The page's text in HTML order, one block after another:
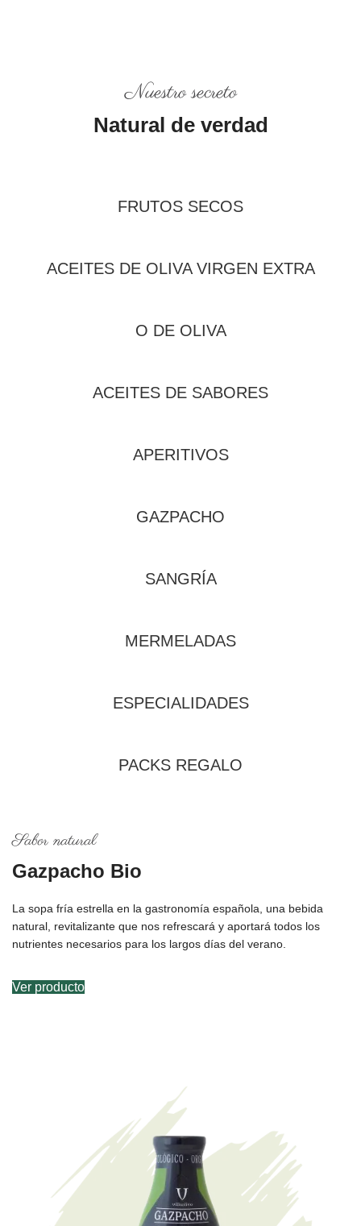
Nuestro secreto
Natural de verdad
FRUTOS SECOS
ACEITES DE OLIVA VIRGEN EXTRA
O DE OLIVA
ACEITES DE SABORES
APERITIVOS
GAZPACHO
SANGRÍA
MERMELADAS
ESPECIALIDADES
PACKS REGALO
Sabor natural
Gazpacho Bio
La sopa fría estrella en la gastronomía española, una bebida
natural, revitalizante que nos refrescará y aportará todos los
nutrientes necesarios para los largos días del verano.
Ver producto